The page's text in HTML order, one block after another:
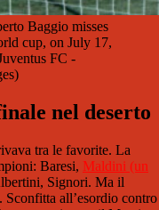
Baggio misses
cup, on July 17,
FC -
nel deserto
tra le favorite. La
Baresi, Maldini (un
Signori. Ma il
Sconfitta all’esordio contro